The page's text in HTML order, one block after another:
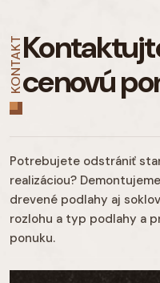
KONTAKTcenovú
Potrebujete odstrániť
realizáciou?
drevené podlahy aj
rozlohu a typ podlahy a
ponuku.